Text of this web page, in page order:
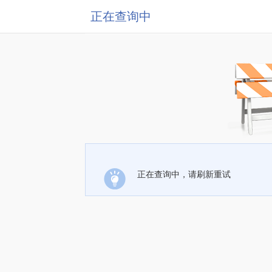
正在查询中
正在查询中，请刷新重试